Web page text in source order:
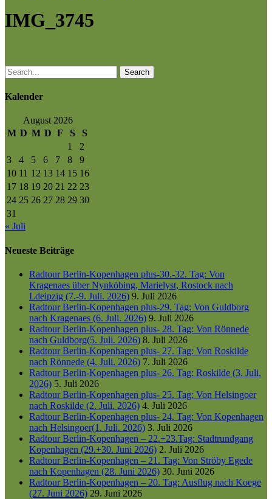
IMG_3745
Search
Kalender
August 2026
M D M D F S
S
1
2
3
4 5 6 7 8
9
10 11 12 13 14 15 16
17 18 19 20 21 22 23
24 25 26 27 28 29 30
31
« Juli
Neueste Beiträge
Radtour Berlin-Kopenhagen plus-30.-32. Tag: Von
Kragenaes über Nynköbing, Marielyst, Rostock nach
Ldeipzig (7.-9. Juli. 2026) 9. Juli 2026
Radtour Berlin-Kopenhagen plus-29. Tag: Von Guldborg
nach Kragenaes (6. Juli. 2026) 9. Juli 2026
Radtour Berlin-Kopenhagen plus- 28. Tag: Von Rönnede
nach Guldborg(5. Juli. 2026) 8. Juli 2026
Radtour Berlin-Kopenhagen plus- 27. Tag: Von Roskilde
nach Rönnede (4. Juli. 2026) 7. Juli 2026
Radtour Berlin-Kopenhagen plus- 26. Tag: Roskilde (3. Juli.
2026) 5. Juli 2026
Radtour Berlin-Kopenhagen plus- 25. Tag: Von Helsingoer
nach Roskilde (2. Juli. 2026) 4. Juli 2026
Radtour Berlin-Kopenhagen plus- 24. Tag: Von Kopenhagen
nach Helsingoer(1. Juli. 2026) 3. Juli 2026
Radtour Berlin-Kopenhagen – 22.+23.Tag: Stadtrundgang
Kopenhagen (29.+30. Juni 2026) 2. Juli 2026
Radtour Berlin-Kopenhagen – 21. Tag: Von Ströby Egede
nach Kopenhagen (28. Juni 2026) 30. Juni 2026
Radtour Berlin-Kopenhagen – 20. Tag: Ausflug nach Koege
(27. Juni 2026) 29. Juni 2026